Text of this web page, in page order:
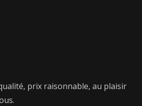
prix raisonnable, au plaisir